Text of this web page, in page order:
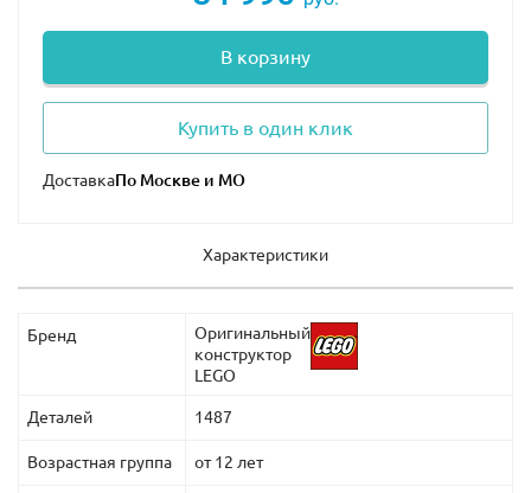
M-мотор
6 шттипа АА(пальчиковые) для батарейного отсека
В корзину
Купить в один клик
Доставка
Характеристики
Бренд
Оригинальный
конструктор
LEGO
Деталей 1487
Возрастная группа от 12 лет